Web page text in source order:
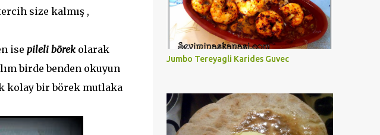
size kalmış ,
ise pileli börek olarak
birde benden okuyun
kolay bir börek mutlaka
Jumbo Tereyagli Karides Guvec